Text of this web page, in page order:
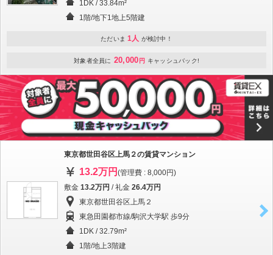
1DK / 33.84m²
1階/地下1地上5階建
ただいま 1人 が検討中！
対象者全員に 20,000 円 キャッシュバック!
東京都世田谷区上馬２の賃貸マンション
13.2万円 (管理費 : 8,000円)
敷金 13.2万円 / 礼金 26.4万円
東京都世田谷区上馬２
東急田園都市線/駒沢大学駅 歩9分
1DK / 32.79m²
1階/地上3階建